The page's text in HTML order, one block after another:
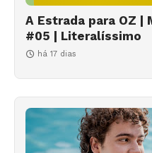
A Estrada para OZ |
#05 | Literalíssimo
há 17 dias